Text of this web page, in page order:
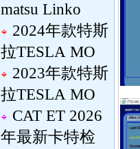
matsu Linko
2024年款特斯
拉TESLA MO
2023年款特斯
拉TESLA MO
CAT ET 2026
年最新卡特检